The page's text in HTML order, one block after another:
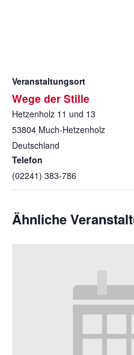
Veranstaltungsort
Wege der Stille
Hetzenholz 11 und 13
53804 Much-Hetzenholz
Deutschland
Telefon
(02241) 383-786
Ähnliche